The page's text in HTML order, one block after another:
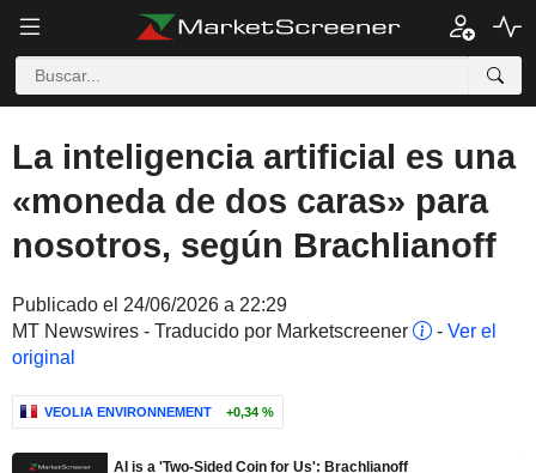
La inteligencia artificial es una
«moneda de dos caras» para
nosotros, según Brachlianoff
Publicado el 24/06/2026 a 22:29
MT Newswires - Traducido por Marketscreener
- Ver el
original
VEOLIA ENVIRONNEMENT +0,34 %